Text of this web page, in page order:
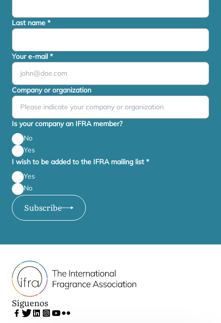
Last name *
Your e-mail *
Company or organization
Is your company an IFRA member?
No
Yes
I wish to be added to the IFRA mailing list*
Yes
No
Subscribe
Síguenos